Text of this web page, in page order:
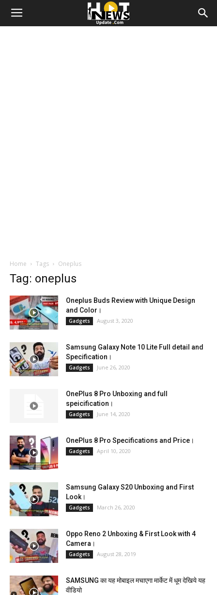
Home Tags Oneplus
Tag: oneplus
Oneplus Buds Review with Unique Design
and Color।
Gadgets August 3, 2020
Samsung Galaxy Note 10 Lite Full detail and
Specification।
Gadgets June 26, 2020
OnePlus 8 Pro Unboxing and full
speicification।
Gadgets June 14, 2020
OnePlus 8 Pro Specifications and Price।
Gadgets April 10, 2020
Samsung Galaxy S20 Unboxing and First
Look।
Gadgets March 26, 2020
Oppo Reno 2 Unboxing & First Look with 4
Camera।
Gadgets August 28, 2019
SAMSUNG का यह मोबाइल मचाएगा मार्केट में धूम देखिये यह
वीडियो